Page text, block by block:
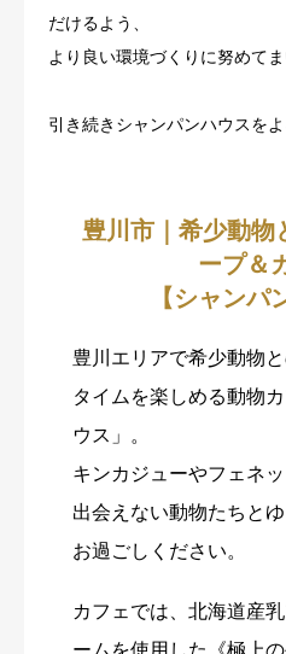
だけるよう、
より良い環境づくりに努めてま
引き続きシャンパンハウスを
豊川市｜希少動物
ープ＆
【シャンパ
豊川エリアで希少動物
タイムを楽しめる動物
ウス」。
キンカジューやフェネ
出会えない動物たちと
お過ごしください。
カフェでは、北海道産
ームを使用した《極上